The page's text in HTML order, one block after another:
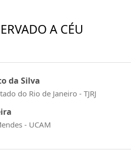
A CÉU
da Silva
do Rio de Janeiro - TJRJ
- UCAM